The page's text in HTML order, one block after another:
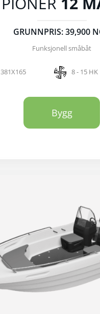
GRUNNPRIS: 39,900
Funksjonell småbåt
381X165 8 - 15 HK
Bygg